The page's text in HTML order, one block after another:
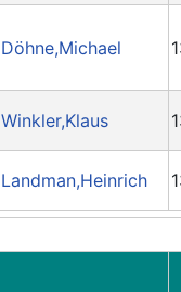
Döhne,Michael
Winkler,Klaus
Landman,Heinrich